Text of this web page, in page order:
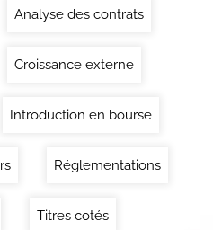
Analyse des contrats
Croissance externe
Introduction en bourse
Réglementations
Titres cotés